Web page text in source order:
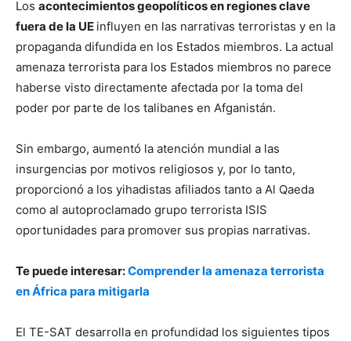
Los acontecimientos geopolíticos en regiones clave
fuera de la UE influyen en las narrativas terroristas y en la
propaganda difundida en los Estados miembros. La actual
amenaza terrorista para los Estados miembros no parece
haberse visto directamente afectada por la toma del
poder por parte de los talibanes en Afganistán.
Sin embargo, aumentó la atención mundial a las
insurgencias por motivos religiosos y, por lo tanto,
proporcionó a los yihadistas afiliados tanto a Al Qaeda
como al autoproclamado grupo terrorista ISIS
oportunidades para promover sus propias narrativas.
Te puede interesar:Comprender la amenaza terrorista
en África para mitigarla
El TE-SAT desarrolla en profundidad los siguientes tipos